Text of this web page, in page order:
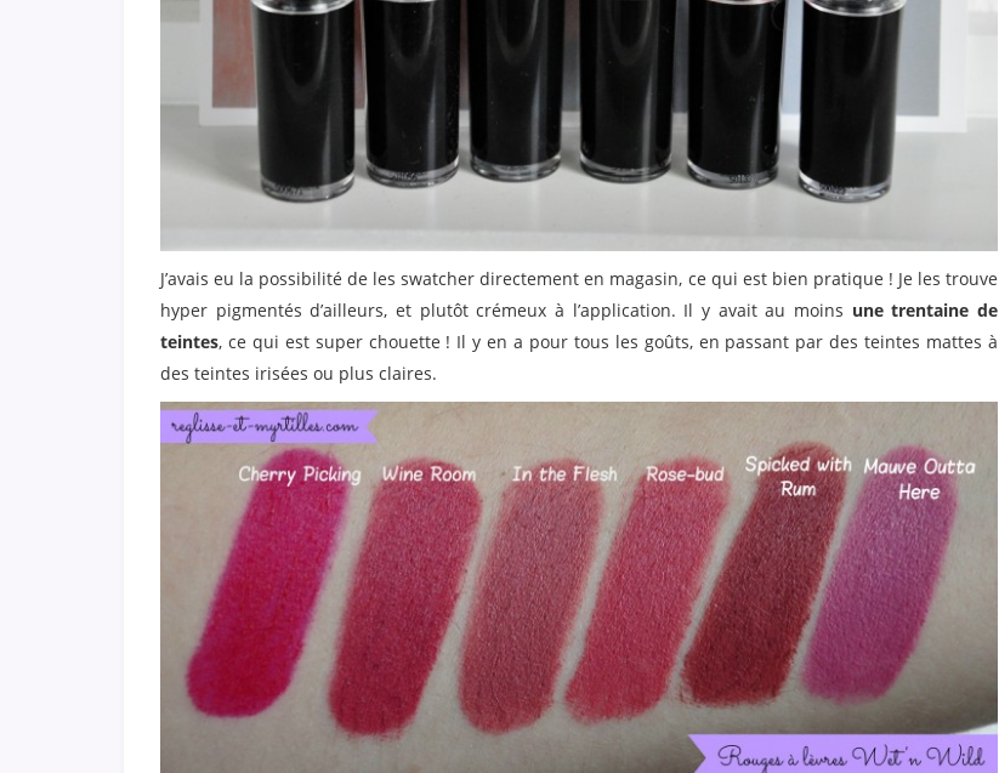
J’avais eu la possibilité de les swatcher directement en magasin, ce qui est bien pratique ! Je les trouve
hyper pigmentés d’ailleurs, et plutôt crémeux à l’application. Il y avait au moins une trentaine de
teintes, ce qui est super chouette ! Il y en a pour tous les goûts, en passant par des teintes mattes à
des teintes irisées ou plus claires.